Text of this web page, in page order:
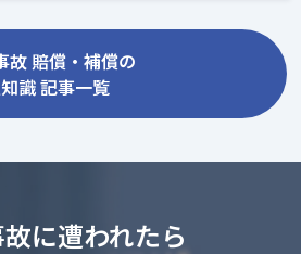
故 賠償・補償の
識 記事一覧
に遭われたら